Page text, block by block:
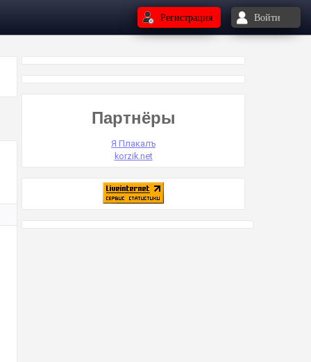
Регистрация Войти
Партнёры
Я Плакалъ
korzik.net